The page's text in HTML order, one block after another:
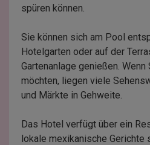
spüren können.
Sie können sich am Pool
Hotelgarten oder auf der
Gartenanlage genießen.
möchten, liegen viele
und Märkte in Gehweite.
Das Hotel verfügt über ein
lokale mexikanische Gerichte